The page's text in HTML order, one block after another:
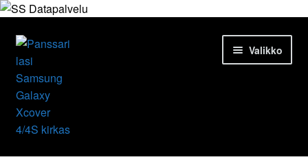
Siirry
navigointiin
Siirry
sisältöön
Valikko
Etusivu